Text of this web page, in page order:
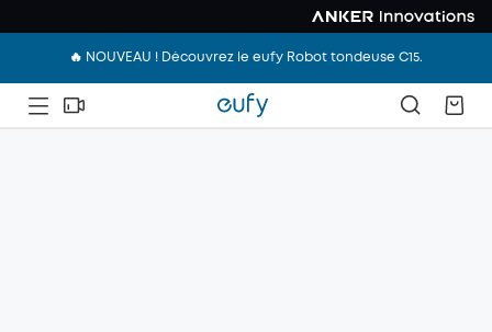
🔥 NOUVEAU ! Découvrez le eufy Robot tondeuse C15.